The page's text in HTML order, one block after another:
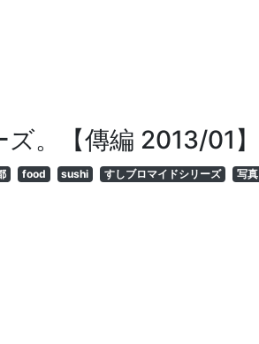
。【傳編 2013/01】
food sushi すしブロマイドシリーズ 写真